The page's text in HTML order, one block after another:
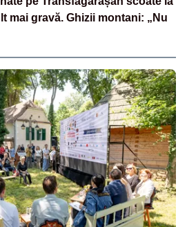
mai gravă. Ghizii montani: „Nu